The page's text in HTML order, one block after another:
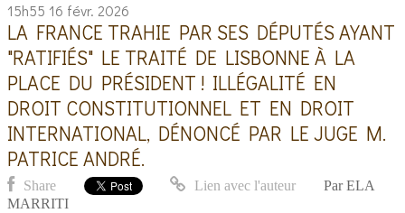
15h55 16 févr. 2026
LA FRANCE TRAHIE PAR SES DÉPUTÉS AYANT
"RATIFIÉS" LE TRAITÉ DE LISBONNE À LA
PLACE DU PRÉSIDENT ! ILLÉGALITÉ EN
DROIT CONSTITUTIONNEL ET EN DROIT
INTERNATIONAL, DÉNONCÉ PAR LE JUGE M.
PATRICE ANDRÉ.
Share Lien avec l'auteur Par ELA
MARRITI